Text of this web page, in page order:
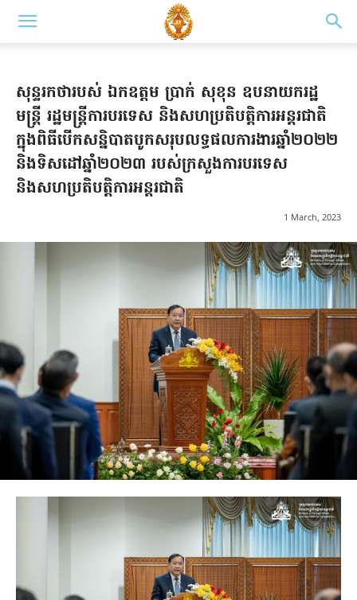
សុន្ទរកថារបស់ ឯកឧត្តម ប្រាក់ សុខុន ឧបនាយករដ្ឋ
មន្ត្រី រដ្ឋមន្ត្រីការបរទេស និងសហប្រតិបត្តិការអន្តរជាតិ
ក្នុងពិធីបើកសន្និបាតបូកសរុបលទ្ធផលការងារឆ្នាំ២០២២
និងទិសដៅឆ្នាំ២០២៣ របស់ក្រសួងការបរទេស
និងសហប្រតិបត្តិការអន្តរជាតិ
1 March, 2023